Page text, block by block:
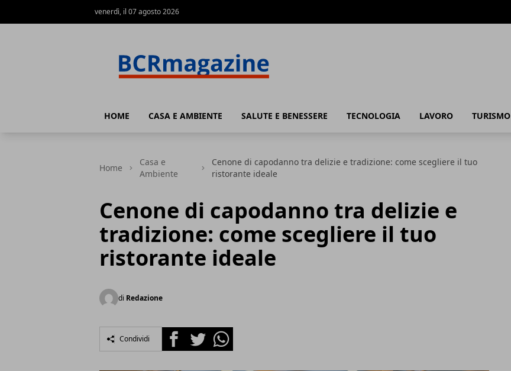
venerdì, il 07 agosto 2026
HOME CASA E AMBIENTE SALUTE E BENESSERE TECNOLOGIA LAVORO TURISMO
Home
Casa e
Ambiente
Cenone di capodanno tra delizie e tradizione: come scegliere il tuo
ristorante ideale
Cenone di capodanno tra delizie e
tradizione: come scegliere il tuo
ristorante ideale
di Redazione
Condividi FacebookTwitterWhatsapp